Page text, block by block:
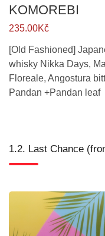
KOMOREBI
235.00Kč
[Old Fashioned]
whisky Nikka Days,
Floreale, Angostura
Pandan +Pandan leaf
1.2. Last Chance